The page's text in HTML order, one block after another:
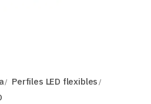
Perfiles LED flexibles